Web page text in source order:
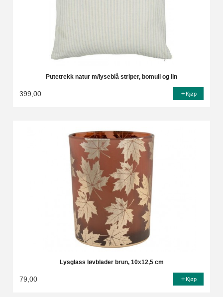
Putetrekk natur m/lyseblå striper, bomull og lin
399,00 Kjøp
Lysglass løvblader brun, 10x12,5 cm
79,00 Kjøp